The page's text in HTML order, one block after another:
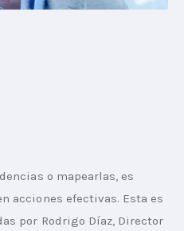
o mapearlas, es
acciones efectivas. Esta es
por Rodrigo Díaz, Director